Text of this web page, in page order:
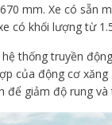
mm. Xe có sẵn
có khối lượng từ
thống truyền
của động cơ
giảm độ rung và